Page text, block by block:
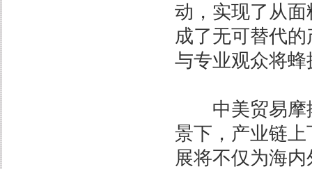
动，实现了从
成了无可替代
与专业观众将
中美贸易摩擦
景下，产业链
展将不仅为海